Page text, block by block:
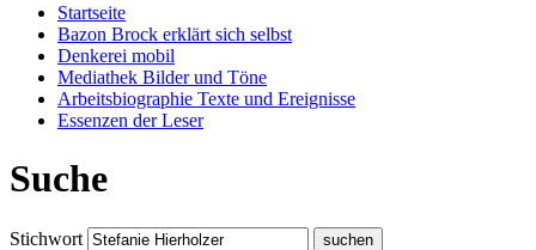
Startseite
Bazon Brock erklärt sich selbst
Denkerei mobil
Mediathek Bilder und Töne
Arbeitsbiographie Texte und Ereignisse
Essenzen der Leser
Suche
Stichwort